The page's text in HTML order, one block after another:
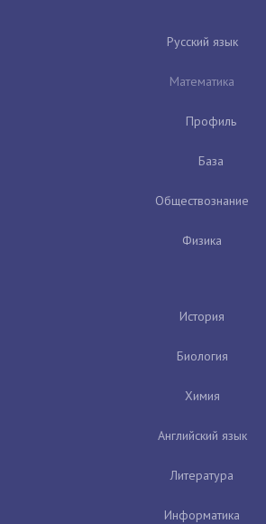
Русский язык
Математика
Профиль
База
Обществознание
Физика
История
Биология
Химия
Английский язык
Литература
Информатика